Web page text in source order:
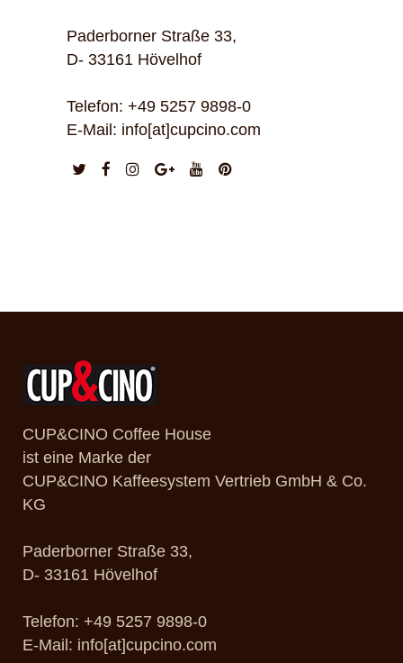
Paderborner Straße 33,
D- 33161 Hövelhof
Telefon: +49 5257 9898-0
E-Mail: info[at]cupcino.com
CUP&CINO Coffee House
ist eine Marke der
CUP&CINO Kaffeesystem Vertrieb GmbH & Co.
KG
Paderborner Straße 33,
D- 33161 Hövelhof
Telefon: +49 5257 9898-0
E-Mail: info[at]cupcino.com